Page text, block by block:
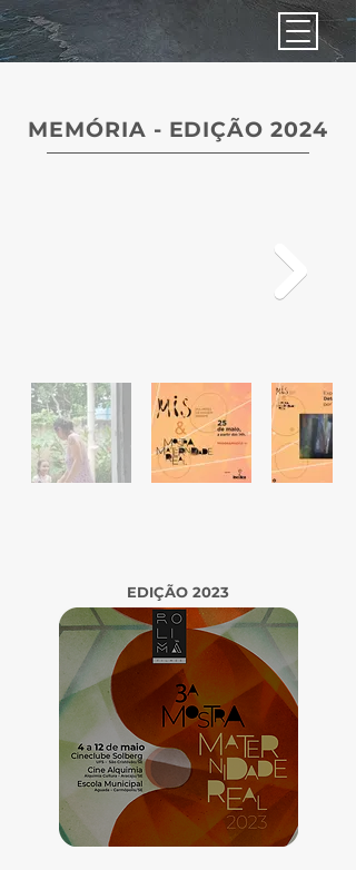
MEMÓRIA - EDIÇÃO 2024
EDIÇÃO 2023